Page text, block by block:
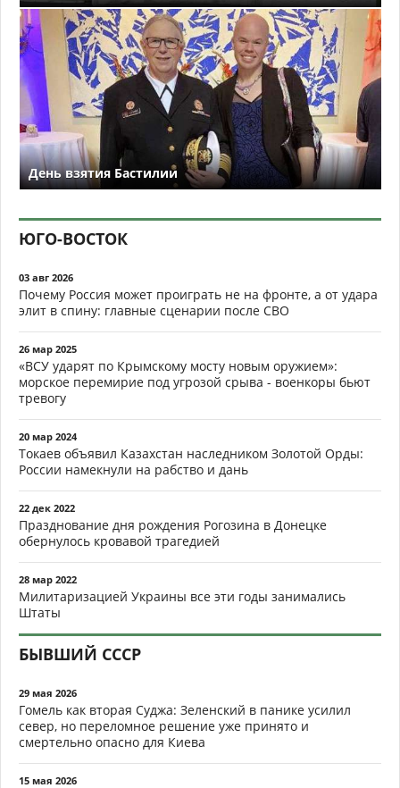
День взятия Бастилии
ЮГО-ВОСТОК
03 авг 2026
Почему Россия может проиграть не на фронте, а от удара
элит в спину: главные сценарии после СВО
26 мар 2025
«ВСУ ударят по Крымскому мосту новым оружием»:
морское перемирие под угрозой срыва - военкоры бьют
тревогу
20 мар 2024
Токаев объявил Казахстан наследником Золотой Орды:
России намекнули на рабство и дань
22 дек 2022
Празднование дня рождения Рогозина в Донецке
обернулось кровавой трагедией
28 мар 2022
Милитаризацией Украины все эти годы занимались
Штаты
БЫВШИЙ СССР
29 мая 2026
Гомель как вторая Суджа: Зеленский в панике усилил
север, но переломное решение уже принято и
смертельно опасно для Киева
15 мая 2026